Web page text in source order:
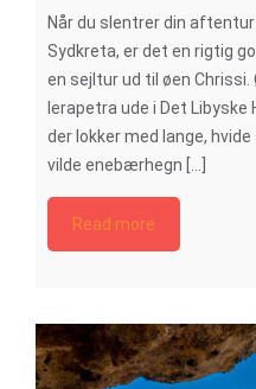
Når du slentrer din
Sydkreta, er det en rigtig
en sejltur ud til øen
Ierapetra ude i Det Libyske
der lokker med lange,
vilde enebærhegn [...]
Read more